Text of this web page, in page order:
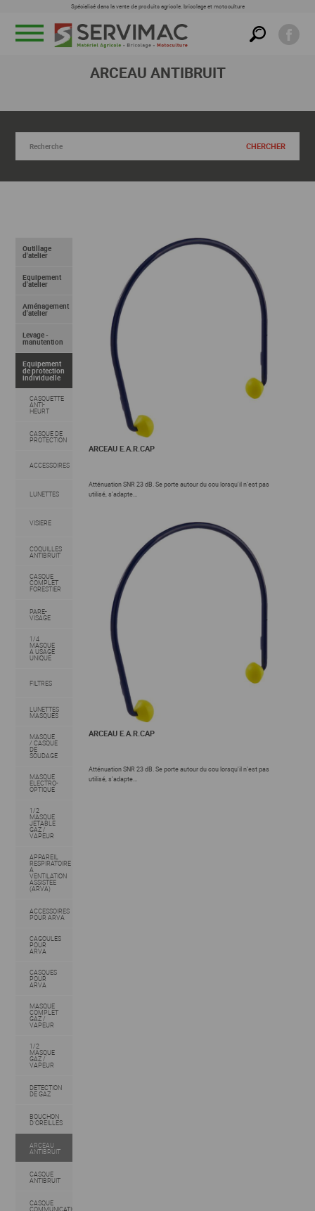
Spécialisé dans la vente de produits agricole, bricolage et motoculture
RECHERCHER DANS CETTE FAMILLE
ARCEAU ANTIBRUIT
Outillage
d'atelier
Equipement
d'atelier
Aménagement
d'atelier
Levage -
manutention
Equipement
de protection
individuelle
CASQUETTE
ANTI-
HEURT
CASQUE DE
PROTECTION
ACCESSOIRES
LUNETTES
VISIERE
COQUILLES
ANTIBRUIT
CASQUE
COMPLET
FORESTIER
PARE-
VISAGE
1/4
MASQUE
A USAGE
UNIQUE
FILTRES
LUNETTES
MASQUES
MASQUE
/ CASQUE
DE
SOUDAGE
MASQUE
ELECTRO-
OPTIQUE
1/2
MASQUE
JETABLE
GAZ /
VAPEUR
APPAREIL
RESPIRATOIRE
A
VENTILATION
ASSISTEE
(ARVA)
ACCESSOIRES
POUR ARVA
CAGOULES
POUR
ARVA
CASQUES
POUR
ARVA
MASQUE
COMPLET
GAZ /
VAPEUR
1/2
MASQUE
GAZ /
VAPEUR
DETECTION
DE GAZ
BOUCHON
D'OREILLES
ARCEAU
ANTIBRUIT
CASQUE
ANTIBRUIT
CASQUE
COMMUNICATION
ARCEAU E.A.R.CAP
Atténuation SNR 23 dB. Se porte autour du cou lorsqu'il n'est pas
utilisé, s'adapte...
ARCEAU E.A.R.CAP
Atténuation SNR 23 dB. Se porte autour du cou lorsqu'il n'est pas
utilisé, s'adapte...